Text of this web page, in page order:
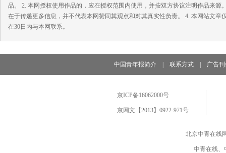
品。 2. 本网授权使用作品的，应在授权范围内使用，并按双方协议注明作品来
在于传递更多信息，并不代表本网赞同其观点和对其真实性负责。 4. 本网站文
在30日内与本网联系。
中国青年报简介 联系方式 广告刊
京ICP备16062000号
京网文【2013】0922-971号
北京中青在线
中青在线、